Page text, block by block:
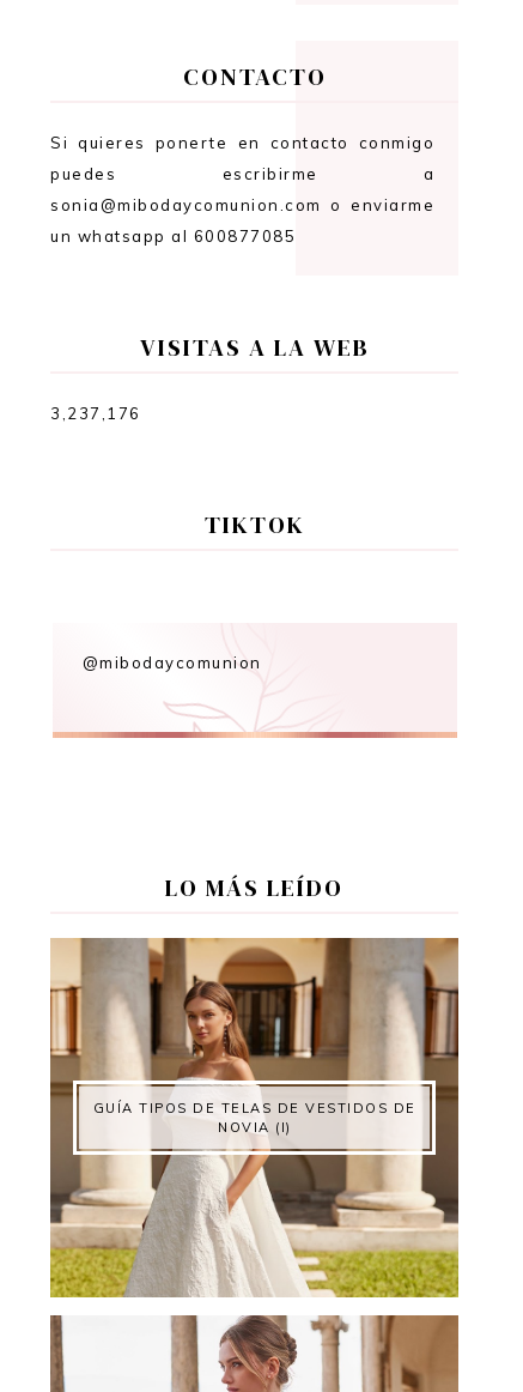
CONTACTO
Si quieres ponerte en contacto conmigo
puedes escribirme a
sonia@mibodaycomunion.com o enviarme
un whatsapp al 600877085
VISITAS A LA WEB
3,237,176
TIKTOK
@mibodaycomunion
LO MÁS LEÍDO
GUÍA TIPOS DE TELAS DE VESTIDOS DE
NOVIA (I)